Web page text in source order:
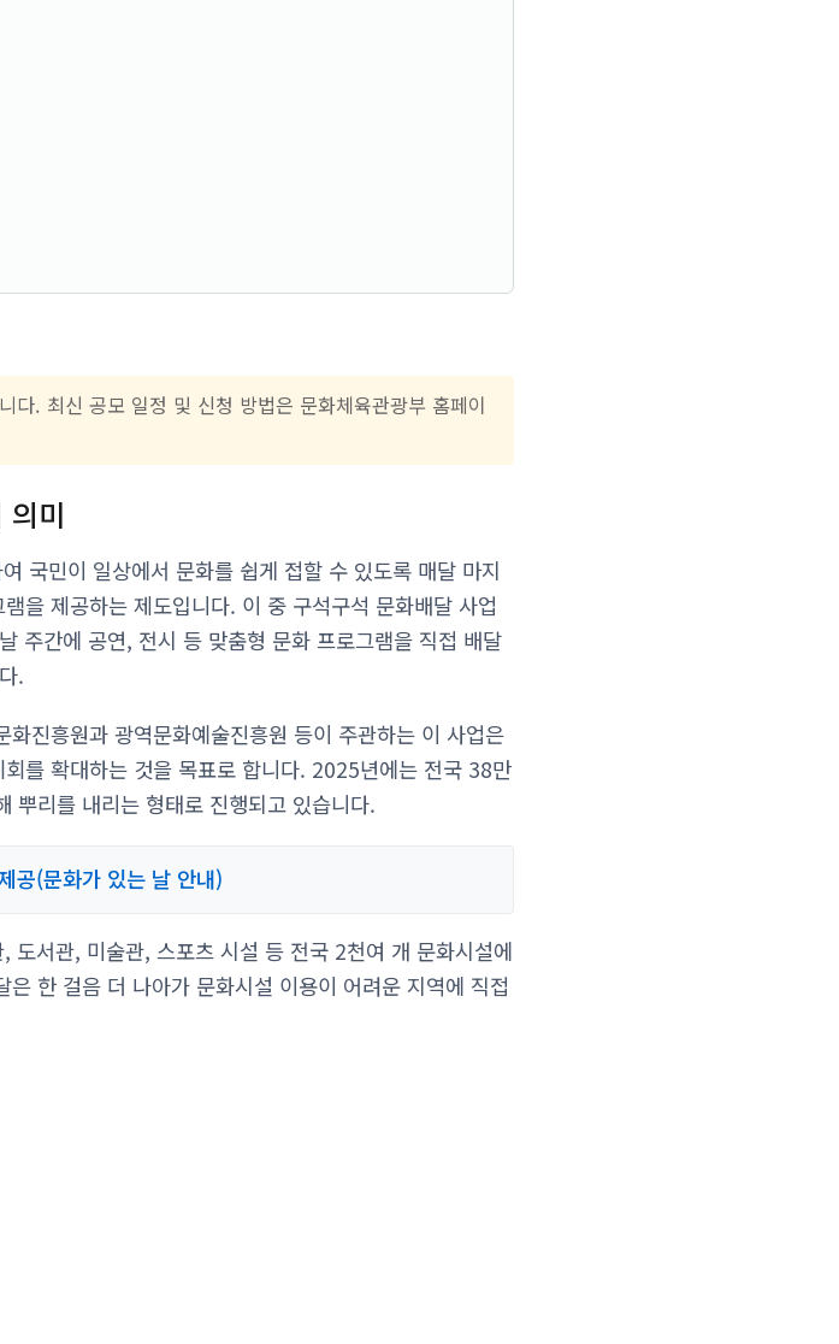
다. 최신 공모 일정 및 신청 방법은 문화체육관광부 홈페이
의미
국민이 일상에서 문화를 쉽게 접할 수 있도록 매달 마지
을 제공하는 제도입니다. 이 중 구석구석 문화배달 사업
주간에 공연, 전시 등 맞춤형 문화 프로그램을 직접 배달
.
진흥원과 광역문화예술진흥원 등이 주관하는 이 사업은
를 확대하는 것을 목표로 합니다. 2025년에는 전국 38만
뿌리를 내리는 형태로 진행되고 있습니다.
공(문화가 있는 날 안내)
도서관, 미술관, 스포츠 시설 등 전국 2천여 개 문화시설에
한 걸음 더 나아가 문화시설 이용이 어려운 지역에 직접